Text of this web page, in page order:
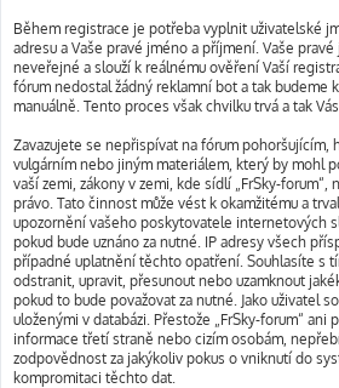
Během registrace je potřeba vyplnit uživatelské
adresu a Vaše pravé jméno a příjmení. Vaše
neveřejné a slouží k reálnému ověření Vaší
fórum nedostal žádný reklamní bot a tak budeme
manuálně. Tento proces však chvilku trvá a tak
Zavazujete se nepřispívat na fórum pohoršujícím,
vulgárním nebo jiným materiálem, který by mohl
vaší zemi, zákony v zemi, kde sídlí „FrSky-
právo. Tato činnost může vést k okamžitému a
upozornění vašeho poskytovatele internetových
pokud bude uznáno za nutné. IP adresy všech
případné uplatnění těchto opatření. Souhlasíte s
odstranit, upravit, přesunout nebo uzamknout
pokud to bude považovat za nutné. Jako uživatel
uloženými v databázi. Přestože „FrSky-forum“
informace třetí straně nebo cizím osobám,
zodpovědnost za jakýkoliv pokus o vniknutí do
kompromitaci těchto dat.